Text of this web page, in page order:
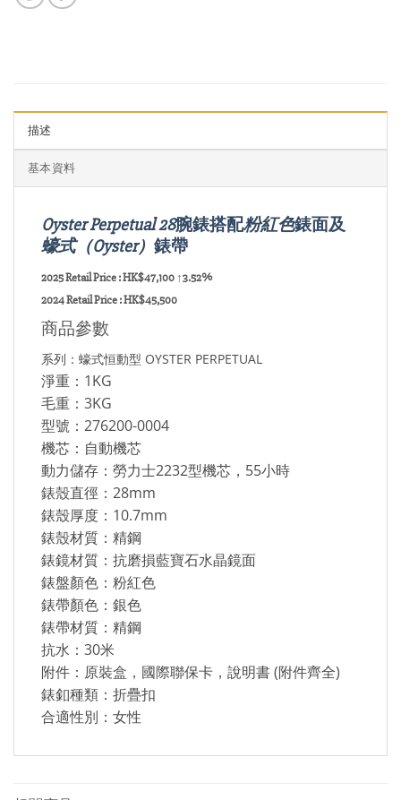
描述
基本資料
Oyster Perpetual 28腕錶搭配粉紅色錶面及
蠔式（Oyster） 錶帶
2025 Retail Price : HK$47,100 ↑3.52%
2024 Retail Price : HK$45,500
商品參數
系列：蠔式恒動型 OYSTER PERPETUAL
淨重：1KG
毛重：3KG
型號：276200-0004
機芯：自動機芯
動力儲存：勞力士2232型機芯，55小時
錶殼直徑：28mm
錶殼厚度：10.7mm
錶殼材質：精鋼
錶鏡材質：抗磨損藍寶石水晶鏡面
錶盤顏色：粉紅色
錶帶顏色：銀色
錶帶材質：精鋼
抗水：30米
附件：原裝盒，國際聯保卡，說明書 (附件齊全)
錶釦種類：折疊扣
合適性別：女性